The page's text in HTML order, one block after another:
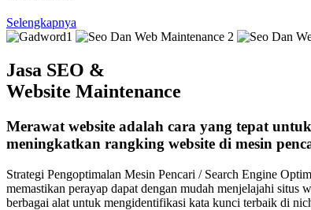
Selengkapnya
Jasa SEO &
Website Maintenance
Merawat website adalah cara yang tepat untuk
meningkatkan rangking website di mesin
Strategi Pengoptimalan Mesin Pencari / Search Engine
memastikan perayap dapat dengan mudah menjelajahi
berbagai alat untuk mengidentifikasi kata kunci terbaik di